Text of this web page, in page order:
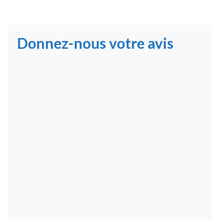
Donnez-nous votre avis